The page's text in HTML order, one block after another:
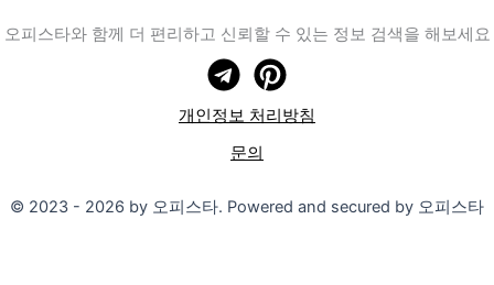
오피스타와 함께 더 편리하고 신뢰할 수 있는 정보 검색을 해보세요
개인정보 처리방침
문의
© 2023 - 2026 by 오피스타. Powered and secured by 오피스타